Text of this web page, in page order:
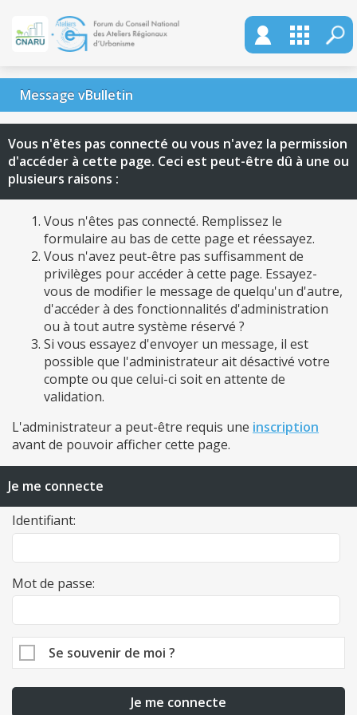
Message vBulletin
Vous n'êtes pas connecté ou vous n'avez la permission
d'accéder à cette page. Ceci est peut-être dû à une ou
plusieurs raisons :
Vous n'êtes pas connecté. Remplissez le
formulaire au bas de cette page et réessayez.
Vous n'avez peut-être pas suffisamment de
privilèges pour accéder à cette page. Essayez-
vous de modifier le message de quelqu'un d'autre,
d'accéder à des fonctionnalités d'administration
ou à tout autre système réservé ?
Si vous essayez d'envoyer un message, il est
possible que l'administrateur ait désactivé votre
compte ou que celui-ci soit en attente de
validation.
L'administrateur a peut-être requis une inscription
avant de pouvoir afficher cette page.
Je me connecte
Identifiant:
Mot de passe:
Se souvenir de moi ?
Je me connecte